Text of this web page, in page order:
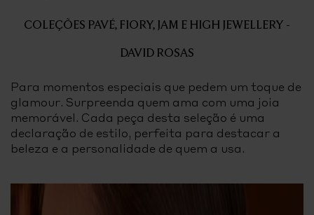
COLEÇÕES PAVÉ, FIORY, JAM E HIGH JEWELLERY -
DAVID ROSAS
Para momentos especiais que pedem um toque de
glamour. Surpreenda quem ama com uma joia
memorável. Cada peça desta seleção é uma
declaração de estilo, perfeita para destacar a
beleza e a personalidade de quem a usa.